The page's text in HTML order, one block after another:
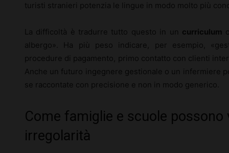
turisti stranieri potenzia le lingue in modo molto più
La difficoltà è tradurre tutto questo in un curriculum
albergo». Ha più peso indicare, per esempio,
procedure di pagamento, primo contatto con clienti
Anche un futuro ingegnere gestionale o un infermiere
se raccontate con precisione e non in modo generico.
Come famiglie e scuole possono
irregolarità